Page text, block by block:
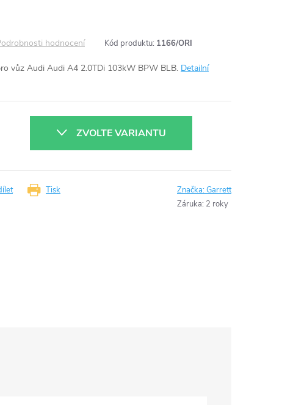
hodnocení Kód produktu: 1166/ORI
vůz Audi Audi A4 2.0TDi 103kW BPW BLB. Detailní
ZVOLTE VARIANTU
Tisk Značka:Garrett
Záruka: 2 roky